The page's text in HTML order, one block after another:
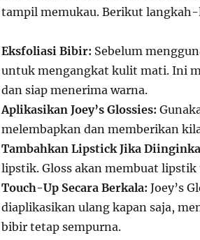
tampil memukau. Berikut langkah-
Eksfoliasi Bibir: Sebelum
untuk mengangkat kulit mati. Ini
dan siap menerima warna.
Aplikasikan Joey’s Glossies:
melembapkan dan memberikan
Tambahkan Lipstick Jika
lipstik. Gloss akan membuat
Touch-Up Secara Berkala: Joey’s
diaplikasikan ulang kapan saja,
bibir tetap sempurna.